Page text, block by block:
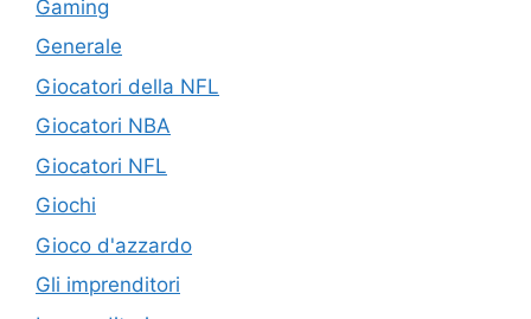
Gaming
Generale
Giocatori della NFL
Giocatori NBA
Giocatori NFL
Giochi
Gioco d'azzardo
Gli imprenditori